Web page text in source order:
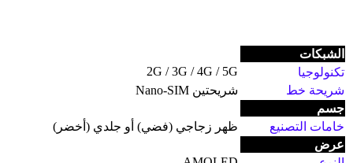
الشبكات
تكنولوجيا
2G / 3G / 4G / 5G
شريحة خط
شريحتين Nano-SIM
جسم
خامات التصنيع
ظهر زجاجي (فضي) أو جلدي (أخضر)
عرض